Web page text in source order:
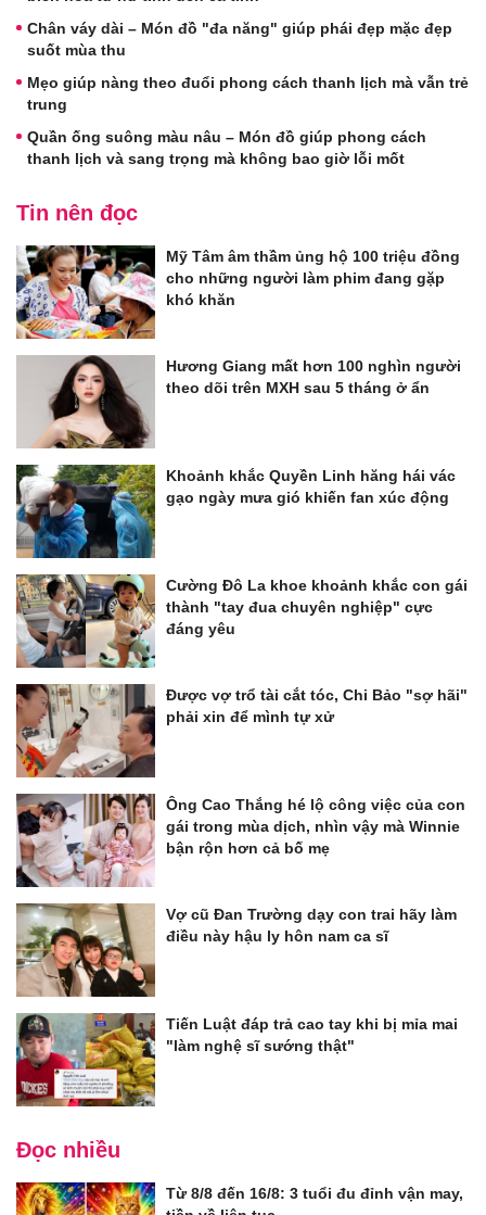
Chân váy dài – Món đồ "đa năng" giúp phái đẹp mặc đẹp
suốt mùa thu
Mẹo giúp nàng theo đuổi phong cách thanh lịch mà vẫn trẻ
trung
Quần ống suông màu nâu – Món đồ giúp phong cách
thanh lịch và sang trọng mà không bao giờ lỗi mốt
Tin nên đọc
Mỹ Tâm âm thầm ủng hộ 100 triệu đồng
cho những người làm phim đang gặp
khó khăn
Hương Giang mất hơn 100 nghìn người
theo dõi trên MXH sau 5 tháng ở ẩn
Khoảnh khắc Quyền Linh hăng hái vác
gạo ngày mưa gió khiến fan xúc động
Cường Đô La khoe khoảnh khắc con gái
thành "tay đua chuyên nghiệp" cực
đáng yêu
Được vợ trổ tài cắt tóc, Chi Bảo "sợ hãi"
phải xin để mình tự xử
Ông Cao Thắng hé lộ công việc của con
gái trong mùa dịch, nhìn vậy mà Winnie
bận rộn hơn cả bố mẹ
Vợ cũ Đan Trường dạy con trai hãy làm
điều này hậu ly hôn nam ca sĩ
Tiến Luật đáp trả cao tay khi bị mỉa mai
"làm nghệ sĩ sướng thật"
Đọc nhiều
Từ 8/8 đến 16/8: 3 tuổi đu đỉnh vận may,